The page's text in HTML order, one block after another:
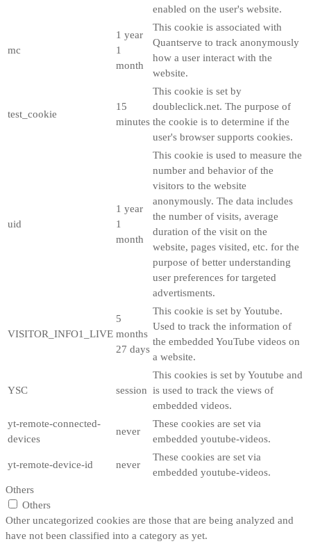
enabled on the user's website.
mc
1 year
1
month
This cookie is associated with
Quantserve to track anonymously
how a user interact with the
website.
test_cookie
15
minutes
This cookie is set by
doubleclick.net. The purpose of
the cookie is to determine if the
user's browser supports cookies.
uid
1 year
1
month
This cookie is used to measure the
number and behavior of the
visitors to the website
anonymously. The data includes
the number of visits, average
duration of the visit on the
website, pages visited, etc. for the
purpose of better understanding
user preferences for targeted
advertisments.
VISITOR_INFO1_LIVE
5
months
27 days
This cookie is set by Youtube.
Used to track the information of
the embedded YouTube videos on
a website.
YSC session
This cookies is set by Youtube and
is used to track the views of
embedded videos.
yt-remote-connected-
devices
never
These cookies are set via
embedded youtube-videos.
yt-remote-device-id never
These cookies are set via
embedded youtube-videos.
Others
Others
Other uncategorized cookies are those that are being analyzed and
have not been classified into a category as yet.